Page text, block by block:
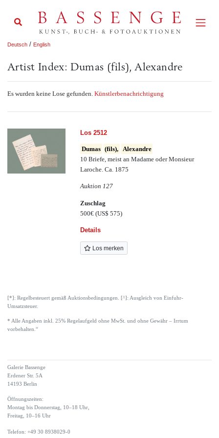
Deutsch / English
Artist Index: Dumas (fils), Alexandre
Es wurden keine Lose gefunden. Künstlerbenachrichtigung
Los 2512
Dumas (fils), Alexandre
10 Briefe, meist an Madame oder Monsieur
Laroche. Ca. 1875
Auktion 127
Zuschlag
500€(US$ 575)
Details
Los merken
[*]: Regelbesteuert gemäß Auktionsbedingungen. [^]: Ausgleich von Einfuhr-
Umsatzsteuer.
* Alle Angaben inkl. 25% Regelaufgeld ohne MwSt. und ohne Gewähr – Irrtum
vorbehalten.“
Galerie Bassenge
Erdener Str. 5A
14193 Berlin
Öffnungszeiten:
Montag bis Donnerstag, 10–18 Uhr,
Freitag, 10–16 Uhr
Telefon: +49 30 8938029-0